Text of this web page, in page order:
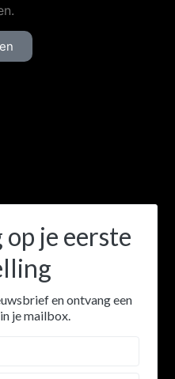
je eerste
en ontvang een
je mailbox.